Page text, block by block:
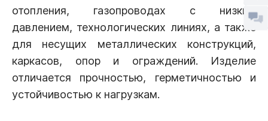
отопления, газопроводах с низким
давлением, технологических линиях, а также
для несущих металлических конструкций,
каркасов, опор и ограждений. Изделие
отличается прочностью, герметичностью и
устойчивостью к нагрузкам.